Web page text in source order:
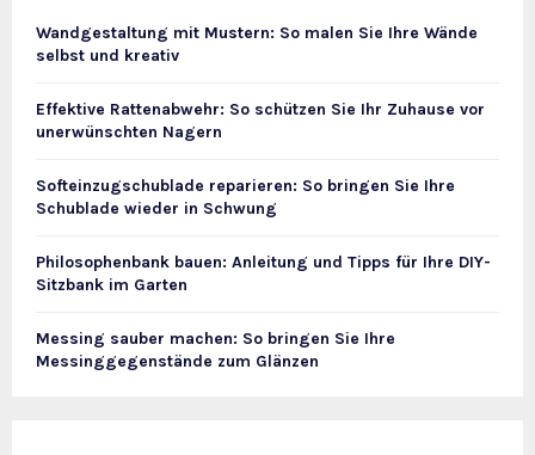
Wandgestaltung mit Mustern: So malen Sie Ihre Wände
selbst und kreativ
Effektive Rattenabwehr: So schützen Sie Ihr Zuhause vor
unerwünschten Nagern
Softeinzugschublade reparieren: So bringen Sie Ihre
Schublade wieder in Schwung
Philosophenbank bauen: Anleitung und Tipps für Ihre DIY-
Sitzbank im Garten
Messing sauber machen: So bringen Sie Ihre
Messinggegenstände zum Glänzen